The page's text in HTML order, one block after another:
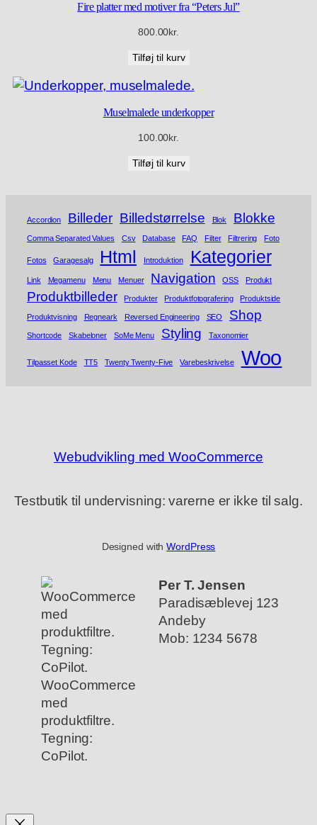
Fire platter med motiver fra “Peters Jul”
800.00kr.
Tilføj til kurv
Muselmalede underkopper
100.00kr.
Tilføj til kurv
Accordion Billeder Billedstørrelse Blok Blokke
Comma Separated Values Csv Database FAQ Filter Filtrering Foto
Fotos Garagesalg Html Introduktion Kategorier
Link Megamenu Menu Menuer Navigation OSS Produkt
Produktbilleder Produkter Produktfotografering Produktside
Produktvisning Regneark Reversed Engineering SEO Shop
Shortcode Skabeloner SoMe Menu Styling Taxonomier
Tilpasset Kode TT5 Twenty Twenty-Five Varebeskrivelse Woo
Webudvikling med WooCommerce
Testbutik til undervisning: varerne er ikke til salg.
Designed withWordPress
WooCommerce
med
produktfiltre.
Tegning:
CoPilot.
Per T. Jensen
Paradisæblevej 123
Andeby
Mob: 1234 5678